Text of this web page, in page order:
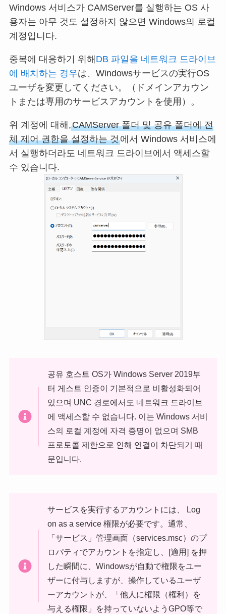
Windows 서비스가 CAMServer를 실행하는 OS 사
용자는 아무 것도 설정하지 않으면 Windows의 로컬
계정입니다.
중복에 대응하기 위해 DB 파일을 네트워크 드라이브
에 배치하는 경우は、Windowsサービスの実行OS
ユーザを変更してください。（ドメインアカウン
トまたは専用のサービスアカウントを使用）。
위 계정에 대해,CAMServer 폴더 및 공유 폴더에 전
체 제어 권한을 설정하는 것에서 Windows 서비스에
서 실행하더라도 네트워크 드라이브에서 액세스할
수 있습니다.
공유 호스트 OS가 Windows Server 2019부
터 게스트 인증이 기본적으로 비활성화되어
있으며 UNC 경로에서도 네트워크 드라이브
에 액세스할 수 없습니다. 이는 Windows 서비
스의 로컬 계정에 자격 증명이 없으며 SMB
프로토콜 제한으로 인해 연결이 차단되기 때
문입니다.
サービスを実行するアカウントには、 Log
on as a service 権限が必要です。通常、
「サービス」管理画面（services.msc）のプ
ロパティでアカウントを指定し、[適用] を押
した瞬間に、Windowsが自動で権限をユー
ザーに付与しますが、操作しているユーザ
ーアカウントが、「他人に権限（権利）を
与える権限」を持っていないようGPO等で